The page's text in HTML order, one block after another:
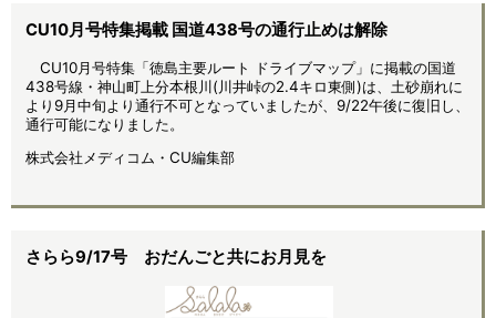
CU10月号特集掲載 国道438号の通行止めは解除
CU10月号特集「徳島主要ルート ドライブマップ」に掲載の国道
438号線・神山町上分本根川(川井峠の2.4キロ東側)は、土砂崩れに
より9月中旬より通行不可となっていましたが、9/22午後に復旧し、
通行可能になりました。
株式会社メディコム・CU編集部
さらら9/17号 おだんごと共にお月見を